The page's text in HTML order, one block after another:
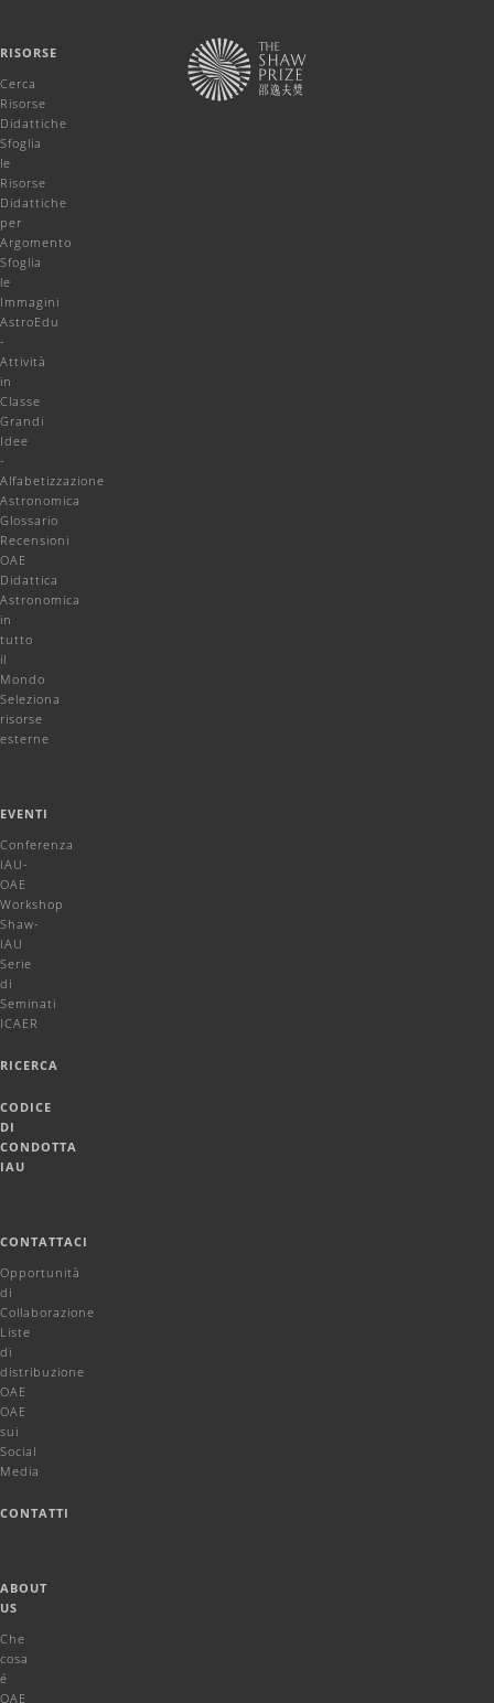
RISORSE
Cerca
Risorse
Didattiche
Sfoglia
le
Risorse
Didattiche
per
Argomento
Sfoglia
le
Immagini
AstroEdu
-
Attività
in
Classe
Grandi
Idee
-
Alfabetizzazione
Astronomica
Glossario
Recensioni
OAE
Didattica
Astronomica
in
tutto
il
Mondo
Seleziona
risorse
esterne
EVENTI
Conferenza
IAU-
OAE
Workshop
Shaw-
IAU
Serie
di
Seminati
ICAER
RICERCA
CODICE
DI
CONDOTTA
IAU
CONTATTACI
Opportunità
di
Collaborazione
Liste
di
distribuzione
OAE
OAE
sui
Social
Media
CONTATTI
ABOUT
US
Che
cosa
é
OAE